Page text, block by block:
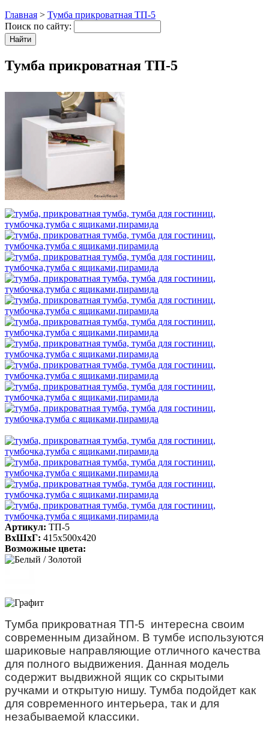
Главная > Тумба прикроватная ТП-5
Поиск по сайту:
Тумба прикроватная ТП-5
Артикул: ТП-5
ВхШхГ: 415х500х420
Возможные цвета:
Тумба прикроватная ТП-5 интересна своим
современным дизайном. В тумбе используются
шариковые направляющие отличного качества
для полного выдвижения. Данная модель
содержит выдвижной ящик со скрытыми
ручками и открытую нишу. Тумба подойдет как
для современного интерьера, так и для
незабываемой классики.